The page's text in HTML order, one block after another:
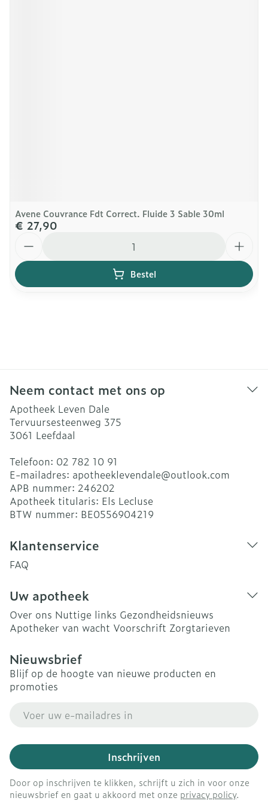
Avene Couvrance Fdt Correct. Fluide 3 Sable 30ml
€ 27,90
Bestel
Neem contact met ons op
Apotheek Leven Dale
Tervuursesteenweg 375
3061 Leefdaal
Telefoon: 02 782 10 91
E-mailadres: apotheeklevendale@outlook.com
APB nummer: 246202
Apotheek titularis: Els Lecluse
BTW nummer: BE0556904219
Klantenservice
FAQ
Uw apotheek
Over ons Nuttige links Gezondheidsnieuws
Apotheker van wacht Voorschrift Zorgtarieven
Nieuwsbrief
Blijf op de hoogte van nieuwe producten en
promoties
Inschrijven
Door op inschrijven te klikken, schrijft u zich in voor onze
nieuwsbrief en gaat u akkoord met onze privacy policy.